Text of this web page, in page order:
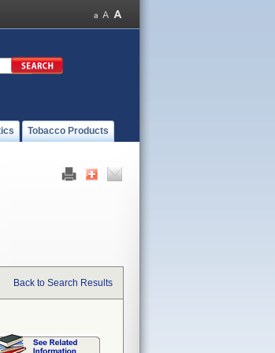
Tobacco Products
Back to Search Results